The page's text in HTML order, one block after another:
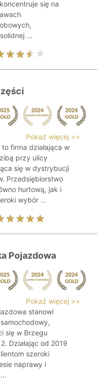
się na
...
Pokaż więcej >>
firma działająca w
przy ulicy
się w dystrybucji
Przedsiębiorstwo
hurtową, jak i
wybór ...
Pojazdowa
Pokaż więcej >>
stanowi
się w Brzegu
Działając od 2019
szeroki
naprawy i